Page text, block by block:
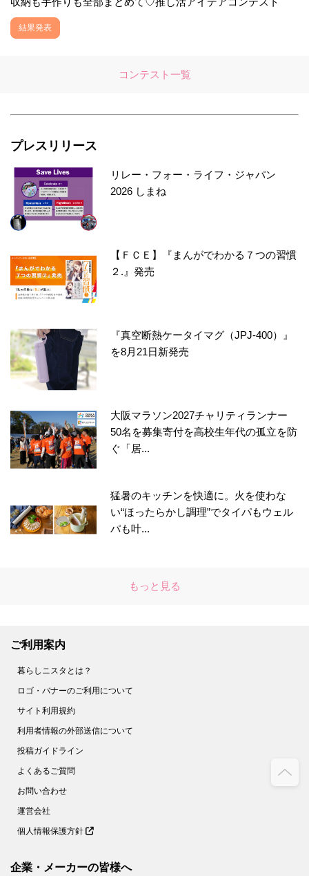
結果発表
コンテスト一覧
プレスリリース
リレー・フォー・ライフ・ジャパン
2026 しまね
【ＦＣＥ】『まんがでわかる７つの習慣
２.』発売
『真空断熱ケータイマグ（JPJ-400）』
を8月21日新発売
大阪マラソン2027チャリティランナー
50名を募集寄付を高校生年代の孤立を防
ぐ「居...
猛暑のキッチンを快適に。火を使わな
い“ほったらかし調理”でタイパもウェル
パも叶...
もっと見る
ご利用案内
暮らしニスタとは？
ロゴ・バナーのご利用について
サイト利用規約
利用者情報の外部送信について
投稿ガイドライン
よくあるご質問
お問い合わせ
運営会社
個人情報保護方針
企業・メーカーの皆様へ